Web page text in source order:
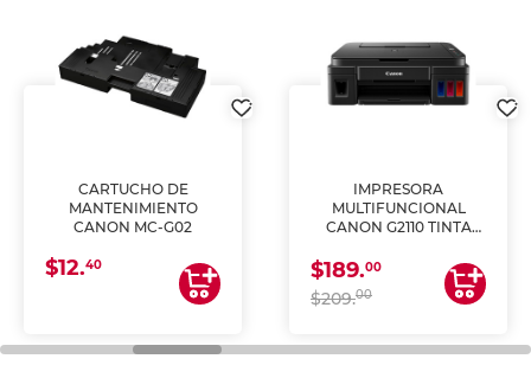
CARTUCHO DE
MANTENIMIENTO
CANON MC-G02
$12.40
IMPRESORA
MULTIFUNCIONAL
CANON G2110 TINTA
$189.00
$209.00